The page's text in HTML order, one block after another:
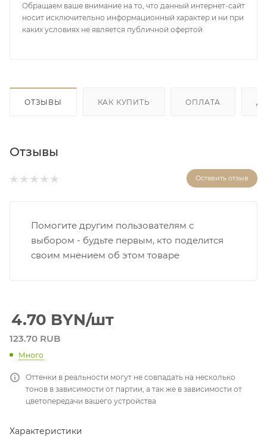
Обращаем ваше внимание на то, что данный интернет-сайт
носит исключительно информационный характер и ни при
каких условиях не является публичной офертой
ОТЗЫВЫ КАК КУПИТЬ ОПЛАТА
Отзывы
Оставить отзыв
Помогите другим пользователям с
выбором - будьте первым, кто поделится
своим мнением об этом товаре
4.70 BYN/шт
123.70 RUB
Много
Оттенки в реальности могут не совпадать на несколько
тонов в зависимости от партии, а так же в зависимости от
цветопередачи вашего устройства
Характеристики